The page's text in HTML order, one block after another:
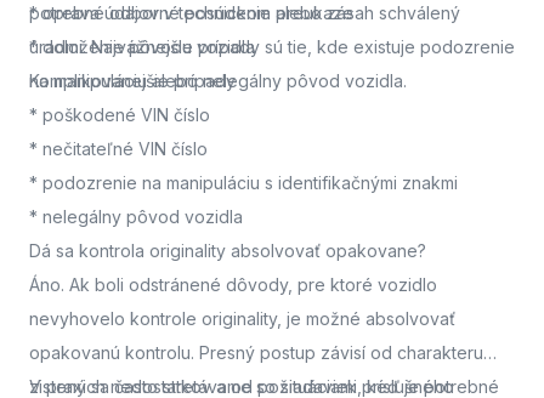
potrebné odborné posúdenie alebo zásah schválený
úradmi. Najvážnejšie prípady sú tie, kde existuje podozrenie
na manipuláciu alebo nelegálny pôvod vozidla.
* oprava údajov v technickom preukaze
* doloženie pôvodu vozidla
Komplikovanejšie prípady
* poškodené VIN číslo
* nečitateľné VIN číslo
* podozrenie na manipuláciu s identifikačnými znakmi
* nelegálny pôvod vozidla
Dá sa kontrola originality absolvovať opakovane?
Áno. Ak boli odstránené dôvody, pre ktoré vozidlo
nevyhovelo kontrole originality, je možné absolvovať
opakovanú kontrolu. Presný postup závisí od charakteru
zistených nedostatkov a od požiadaviek príslušného
V praxi sa často stretávame so situáciami, keď je potrebné